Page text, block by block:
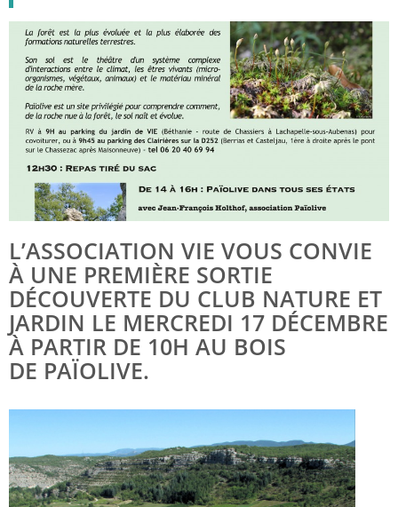
L’ASSOCIATION VIE VOUS CONVIE
À UNE PREMIÈRE SORTIE
DÉCOUVERTE DU CLUB NATURE ET
JARDIN LE MERCREDI 17 DÉCEMBRE
À PARTIR DE 10H AU BOIS
DE PAÏOLIVE.